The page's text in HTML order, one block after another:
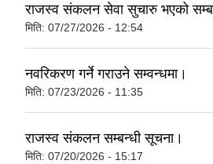
राजस्व संकलन सेवा सुचारु भएको
मिति: 07/27/2026 - 12:54
नवरिकरण गर्ने गराउने सम्वन्धमा।
मिति: 07/23/2026 - 11:35
राजस्व संकलन सम्बन्धी सूचना।
मिति: 07/20/2026 - 15:17